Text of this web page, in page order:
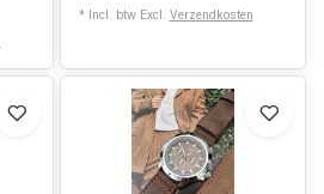
* Incl. btw Excl. Verzendkosten